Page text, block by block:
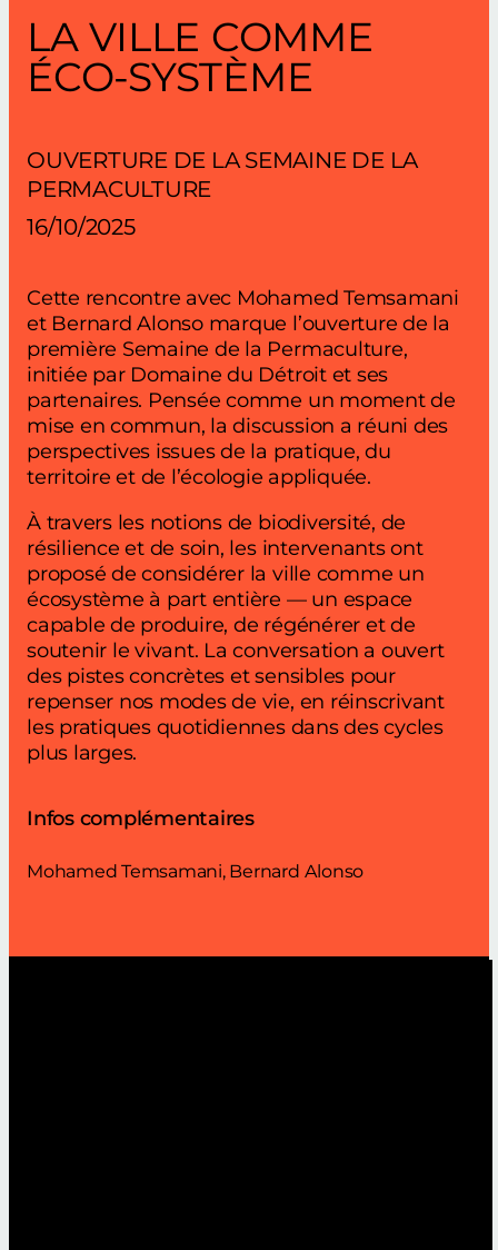
LA VILLE COMME
ÉCO-SYSTÈME
OUVERTURE DE LA SEMAINE DE LA
PERMACULTURE
16/10/2025
Cette rencontre avec Mohamed Temsamani
et Bernard Alonso marque l’ouverture de la
première Semaine de la Permaculture,
initiée par Domaine du Détroit et ses
partenaires. Pensée comme un moment de
mise en commun, la discussion a réuni des
perspectives issues de la pratique, du
territoire et de l’écologie appliquée.
À travers les notions de biodiversité, de
résilience et de soin, les intervenants ont
proposé de considérer la ville comme un
écosystème à part entière — un espace
capable de produire, de régénérer et de
soutenir le vivant. La conversation a ouvert
des pistes concrètes et sensibles pour
repenser nos modes de vie, en réinscrivant
les pratiques quotidiennes dans des cycles
plus larges.
Infos complémentaires
Mohamed Temsamani, Bernard Alonso